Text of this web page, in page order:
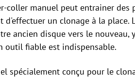
coller manuel peut entrainer des
un clonage à la place.
ancien disque vers le nouveau,
outil fiable est indispensable.
spécialement conçu pour le